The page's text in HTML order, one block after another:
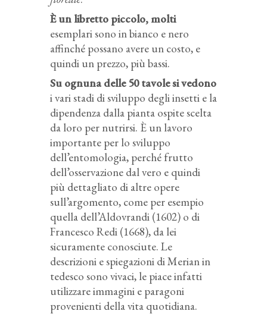
È un libretto piccolo, molti
esemplari sono in bianco e nero
affinché possano avere un costo, e
quindi un prezzo, più bassi.
Su ognuna delle 50 tavole si vedono
i vari stadi di sviluppo degli insetti e la
dipendenza dalla pianta ospite scelta
da loro per nutrirsi. È un lavoro
importante per lo sviluppo
dell’entomologia, perché frutto
dell’osservazione dal vero e quindi
più dettagliato di altre opere
sull’argomento, come per esempio
quella dell’Aldovrandi (1602) o di
Francesco Redi (1668), da lei
sicuramente conosciute. Le
descrizioni e spiegazioni di Merian in
tedesco sono vivaci, le piace infatti
utilizzare immagini e paragoni
provenienti della vita quotidiana.